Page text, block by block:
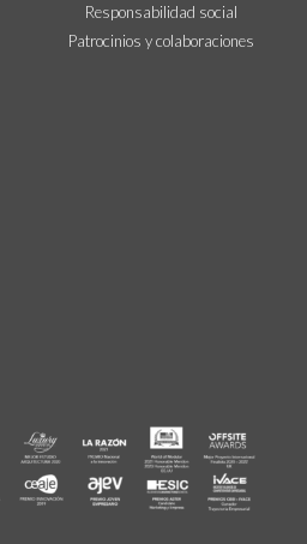
Responsabilidad social
Patrocinios y colaboraciones